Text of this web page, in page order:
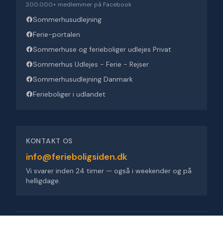
200.000+ medlemmer på Facebook
Sommerhusudlejning
Ferie-portalen
Sommerhuse og ferieboliger udlejes Privat
Sommerhus Udlejes - Ferie - Rejser
Sommerhusudlejning Danmark
Ferieboliger i udlandet
KONTAKT OS
info@ferieboligsiden.dk
Vi svarer inden 24 timer — også i weekender og på
helligdage.